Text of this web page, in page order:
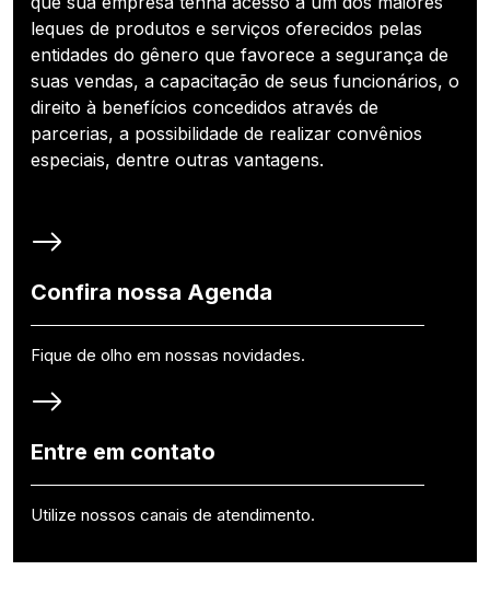
leques de produtos e serviços oferecidos pelas
entidades do gênero que favorece a segurança de
suas vendas, a capacitação de seus funcionários, o
direito à benefícios concedidos através de
parcerias, a possibilidade de realizar convênios
especiais, dentre outras vantagens.
Confira nossa Agenda
Fique de olho em nossas novidades.
Entre em contato
Utilize nossos canais de atendimento.